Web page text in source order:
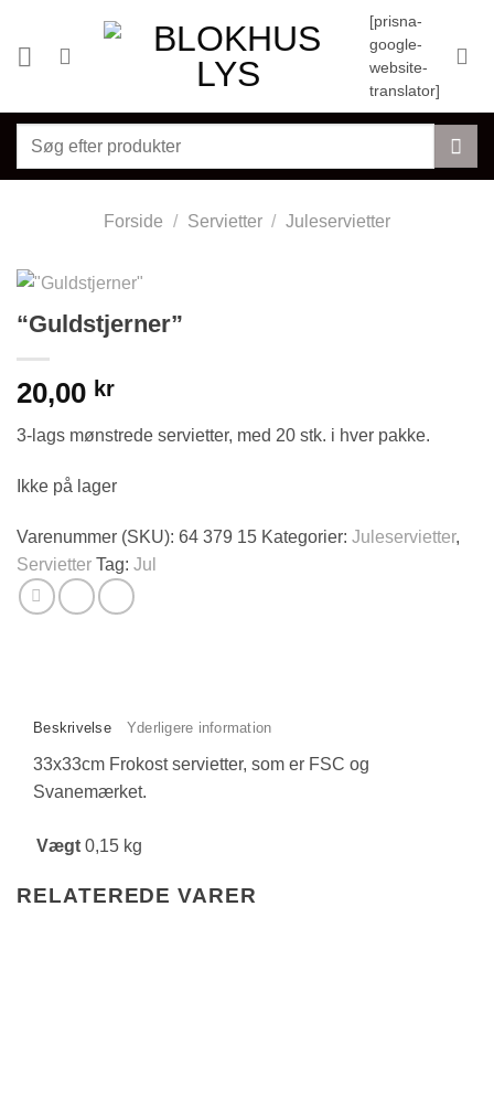
indhold
[prisna-
google-
website-
translator]
Søg
Forside / Servietter / Juleservietter
“Guldstjerner”
20,00 kr
3-lags mønstrede servietter, med 20 stk. i hver pakke.
Ikke på lager
Varenummer (SKU): 64 379 15 Kategorier: Juleservietter,
Servietter Tag: Jul
Beskrivelse Yderligere information
33x33cm Frokost servietter, som er FSC og
Svanemærket.
Vægt 0,15 kg
RELATEREDE VARER